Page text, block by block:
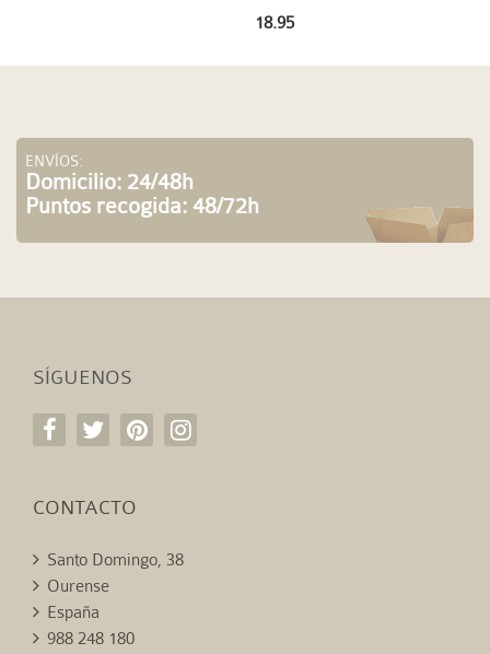
18.95
ENVÍOS:
Domicilio: 24/48h
Puntos recogida: 48/72h
SÍGUENOS
CONTACTO
Santo Domingo, 38
Ourense
España
988 248 180